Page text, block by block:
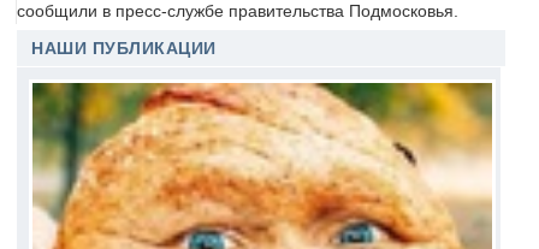
сообщили в пресс-службе правительства Подмосковья.
НАШИ ПУБЛИКАЦИИ